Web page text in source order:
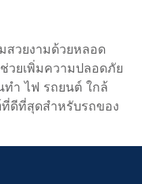
สวยงามด้วยหลอด
วยเพิ่มความปลอดภัย
ำ ไฟ รถยนต์ ใกล้
ดีที่สุดสำหรับรถของ